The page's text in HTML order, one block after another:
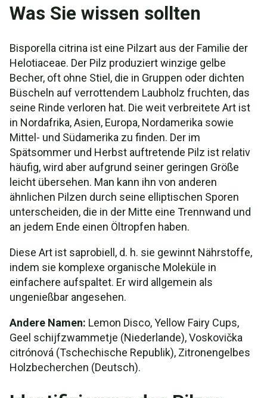
Was Sie wissen sollten
Bisporella citrina ist eine Pilzart aus der Familie der
Helotiaceae. Der Pilz produziert winzige gelbe
Becher, oft ohne Stiel, die in Gruppen oder dichten
Büscheln auf verrottendem Laubholz fruchten, das
seine Rinde verloren hat. Die weit verbreitete Art ist
in Nordafrika, Asien, Europa, Nordamerika sowie
Mittel- und Südamerika zu finden. Der im
Spätsommer und Herbst auftretende Pilz ist relativ
häufig, wird aber aufgrund seiner geringen Größe
leicht übersehen. Man kann ihn von anderen
ähnlichen Pilzen durch seine elliptischen Sporen
unterscheiden, die in der Mitte eine Trennwand und
an jedem Ende einen Öltropfen haben.
Diese Art ist saprobiell, d. h. sie gewinnt Nährstoffe,
indem sie komplexe organische Moleküle in
einfachere aufspaltet. Er wird allgemein als
ungenießbar angesehen.
Andere Namen: Lemon Disco, Yellow Fairy Cups,
Geel schijfzwammetje (Niederlande), Voskovička
citrónová (Tschechische Republik), Zitronengelbes
Holzbecherchen (Deutsch).